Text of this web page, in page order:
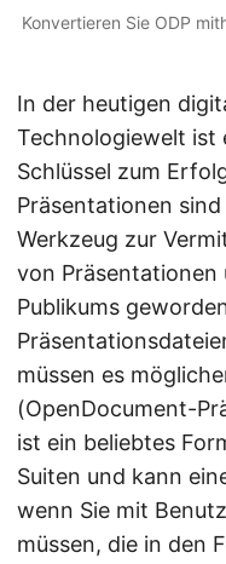
Konvertieren Sie ODP
In der heutigen
Technologiewelt ist
Schlüssel zum
Präsentationen
Werkzeug zur
von Präsentationen
Publikums
müssen es
(OpenDocument-
ist ein beliebtes
Suiten und kann
wenn Sie mit
müssen, die in den